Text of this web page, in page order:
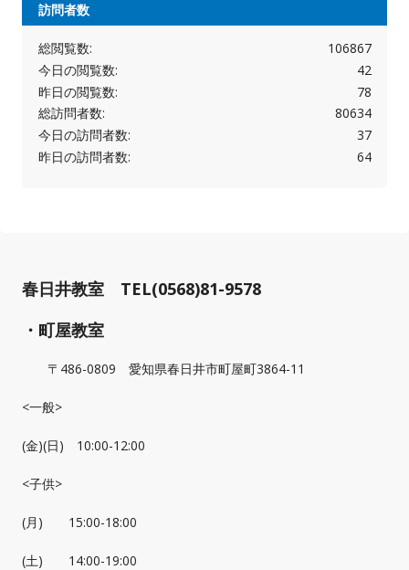
訪問者数
106867
総閲覧数:
42
今日の閲覧数:
78
昨日の閲覧数:
80634
総訪問者数:
37
今日の訪問者数:
64
昨日の訪問者数:
春日井教室 TEL(0568)81-9578
・町屋教室
〒486-0809 愛知県春日井市町屋町3864-11
<一般>
(金)(日) 10:00-12:00
<子供>
(月) 15:00-18:00
(土) 14:00-19:00